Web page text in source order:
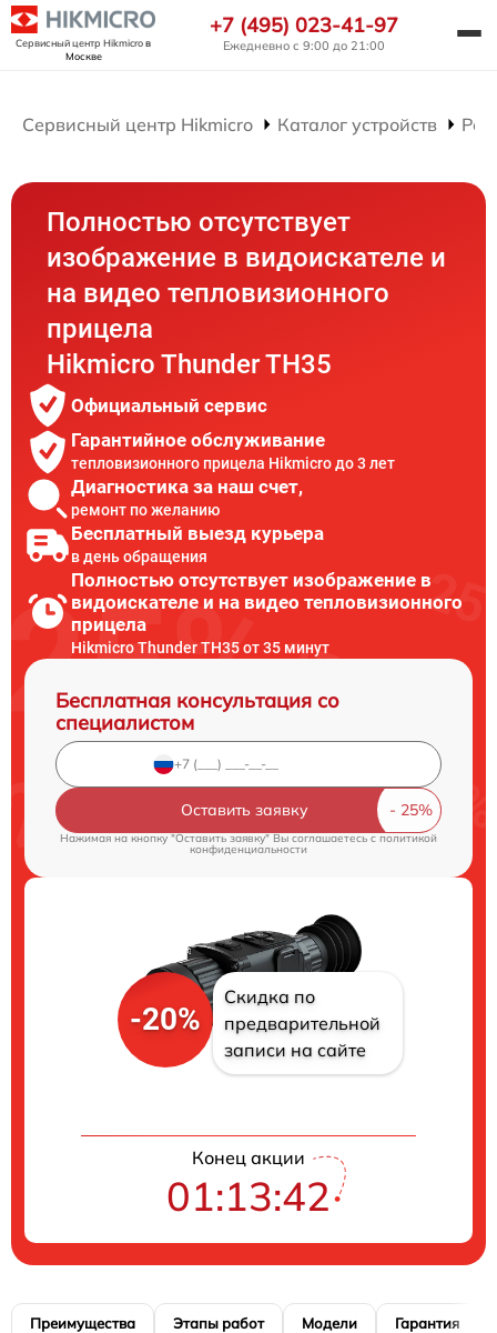
Сервисный центр Hikmicroв
Москве
+7 (495) 023-41-97
Ежедневно с 9:00 до 21:00
Сервисный центр Hikmicro Каталог устройств
Полностью отсутствует
изображение в видоискателе и
на видео тепловизионного
прицела
Hikmicro Thunder TH35
Официальный сервис
Гарантийное обслуживание
тепловизионного прицела Hikmicro до 3 лет
Диагностика за наш счет,
ремонт по желанию
Бесплатный выезд курьера
в день обращения
Полностью отсутствует изображение в
видоискателе и на видео тепловизионного
прицела
Hikmicro Thunder TH35 от 35 минут
Бесплатная консультация со
специалистом
Оставить заявку
Нажимая на кнопку "Оставить заявку" Вы соглашаетесь cполитикой
конфиденциальности
-20%
Скидка по
предварительной
записи на сайте
Конец акции
01:13:41
Преимущества Этапы работ Модели Гарантия